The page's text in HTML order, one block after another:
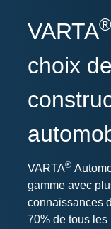
VARTA®
choix
VARTA®
gamme avec
connaissances
70% de tous